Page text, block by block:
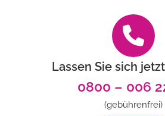
Lassen Sie sich
0800 – 006
(gebührenfrei)